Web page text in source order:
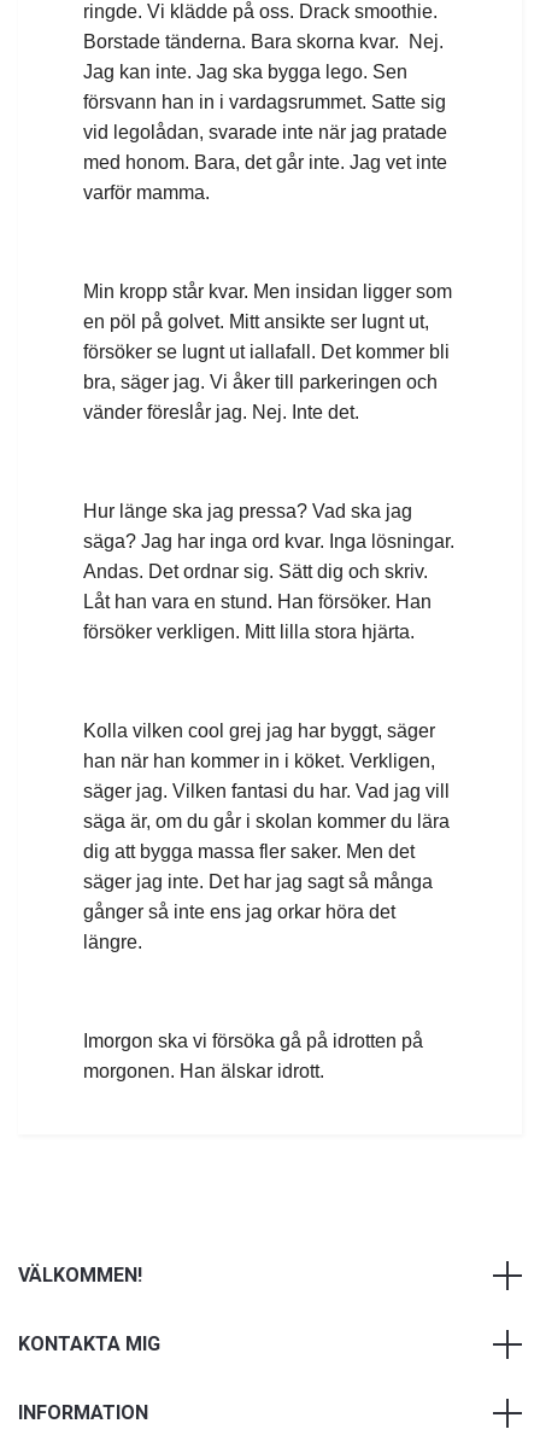
ringde. Vi klädde på oss. Drack smoothie.
Borstade tänderna. Bara skorna kvar. Nej.
Jag kan inte. Jag ska bygga lego. Sen
försvann han in i vardagsrummet. Satte sig
vid legolådan, svarade inte när jag pratade
med honom. Bara, det går inte. Jag vet inte
varför mamma.
Min kropp står kvar. Men insidan ligger som
en pöl på golvet. Mitt ansikte ser lugnt ut,
försöker se lugnt ut iallafall. Det kommer bli
bra, säger jag. Vi åker till parkeringen och
vänder föreslår jag. Nej. Inte det.
Hur länge ska jag pressa? Vad ska jag
säga? Jag har inga ord kvar. Inga lösningar.
Andas. Det ordnar sig. Sätt dig och skriv.
Låt han vara en stund. Han försöker. Han
försöker verkligen. Mitt lilla stora hjärta.
Kolla vilken cool grej jag har byggt, säger
han när han kommer in i köket. Verkligen,
säger jag. Vilken fantasi du har. Vad jag vill
säga är, om du går i skolan kommer du lära
dig att bygga massa fler saker. Men det
säger jag inte. Det har jag sagt så många
gånger så inte ens jag orkar höra det
längre.
Imorgon ska vi försöka gå på idrotten på
morgonen. Han älskar idrott.
VÄLKOMMEN!
KONTAKTA MIG
INFORMATION